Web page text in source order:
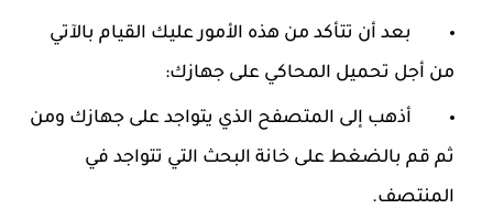
بعد أن تتأكد من هذه الأمور عليك القيام بالآتي
من أجل تحميل المحاكي على جهازك:
أذهب إلى المتصفح الذي يتواجد على جهازك ومن
ثم قم بالضغط على خانة البحث التي تتواجد في
المنتصف.